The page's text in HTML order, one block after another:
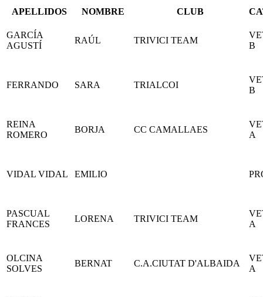
APELLIDOS NOMBRE CLUB
GARCÍA
AGUSTÍ
RAÚL TRIVICI TEAM
B
FERRANDO SARA TRIALCOI
B
REINA
ROMERO
BORJA CC CAMALLAES
A
VIDAL VIDAL EMILIO
PASCUAL
FRANCES
LORENA TRIVICI TEAM
A
OLCINA
SOLVES
BERNAT C.A.CIUTAT D'ALBAIDA
A